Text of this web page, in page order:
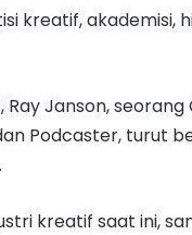
kreatif, akademisi,
Ray Janson, seorang
Podcaster, turut
kreatif saat ini,